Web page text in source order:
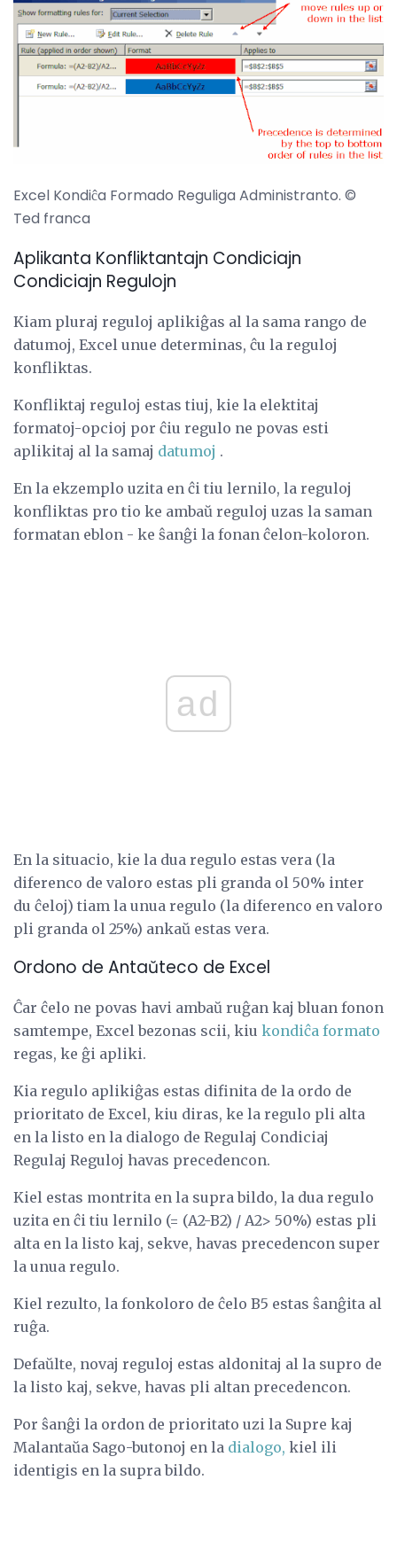
Excel Kondiĉa Formado Reguliga Administranto. ©
Ted franca
Aplikanta Konfliktantajn Condiciajn
Condiciajn Regulojn
Kiam pluraj reguloj aplikiĝas al la sama rango de
datumoj, Excel unue determinas, ĉu la reguloj
konfliktas.
Konfliktaj reguloj estas tiuj, kie la elektitaj
formatoj-opcioj por ĉiu regulo ne povas esti
aplikitaj al la samaj datumoj .
En la ekzemplo uzita en ĉi tiu lernilo, la reguloj
konfliktas pro tio ke ambaŭ reguloj uzas la saman
formatan eblon - ke ŝanĝi la fonan ĉelon-koloron.
ad
En la situacio, kie la dua regulo estas vera (la
diferenco de valoro estas pli granda ol 50% inter
du ĉeloj) tiam la unua regulo (la diferenco en valoro
pli granda ol 25%) ankaŭ estas vera.
Ordono de Antaŭteco de Excel
Ĉar ĉelo ne povas havi ambaŭ ruĝan kaj bluan fonon
samtempe, Excel bezonas scii, kiu kondiĉa formato
regas, ke ĝi apliki.
Kia regulo aplikiĝas estas difinita de la ordo de
prioritato de Excel, kiu diras, ke la regulo pli alta
en la listo en la dialogo de Regulaj Condiciaj
Regulaj Reguloj havas precedencon.
Kiel estas montrita en la supra bildo, la dua regulo
uzita en ĉi tiu lernilo (= (A2-B2) / A2> 50%) estas pli
alta en la listo kaj, sekve, havas precedencon super
la unua regulo.
Kiel rezulto, la fonkoloro de ĉelo B5 estas ŝanĝita al
ruĝa.
Defaŭlte, novaj reguloj estas aldonitaj al la supro de
la listo kaj, sekve, havas pli altan precedencon.
Por ŝanĝi la ordon de prioritato uzi la Supre kaj
Malantaŭa Sago-butonoj en la dialogo, kiel ili
identigis en la supra bildo.